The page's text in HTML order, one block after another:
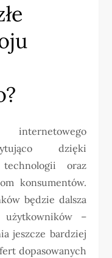
internetowego
dzięki
oraz
konsumentów.
będzie dalsza
użytkowników –
jeszcze bardziej
dopasowanych